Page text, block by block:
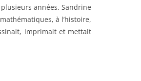
années, Sandrine
à l’histoire,
imprimait et mettait